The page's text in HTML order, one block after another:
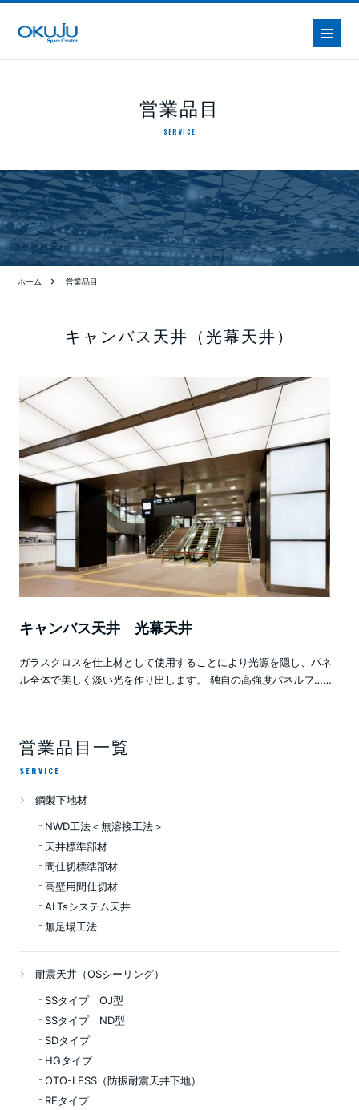
営業品目
SERVICE
ホーム 営業品目
キャンバス天井（光幕天井）
キャンバス天井 光幕天井
ガラスクロスを仕上材として使用することにより光源を隠し、パネ
ル全体で美しく淡い光を作り出します。 独自の高強度パネルフ……
営業品目一覧
SERVICE
鋼製下地材
NWD工法＜無溶接工法＞
天井標準部材
間仕切標準部材
高壁用間仕切材
ALTsシステム天井
無足場工法
耐震天井（OSシーリング）
SSタイプ OJ型
SSタイプ ND型
SDタイプ
HGタイプ
OTO-LESS（防振耐震天井下地）
REタイプ